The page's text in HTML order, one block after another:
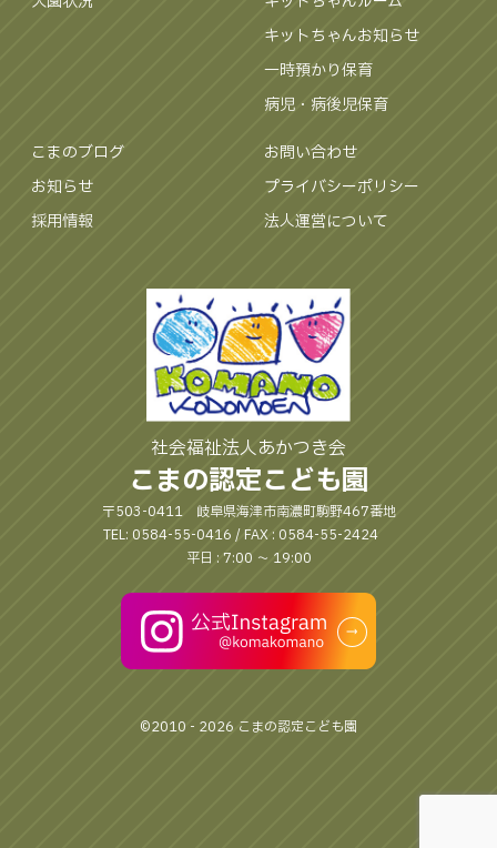
キットちゃんお知らせ
一時預かり保育
病児・病後児保育
こまのブログ
お知らせ
採用情報
お問い合わせ
プライバシーポリシー
法人運営について
社会福祉法人あかつき会
こまの認定こども園
〒503-0411 岐阜県海津市南濃町駒野467番地
TEL: 0584-55-0416 / FAX : 0584-55-2424
平日 : 7:00 〜 19:00
©2010 - 2026 こまの認定こども園